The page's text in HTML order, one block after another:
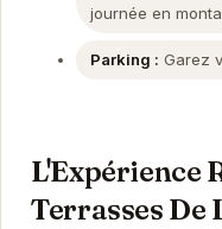
journée en
Parking : Garez
L'Expérience
Terrasses De